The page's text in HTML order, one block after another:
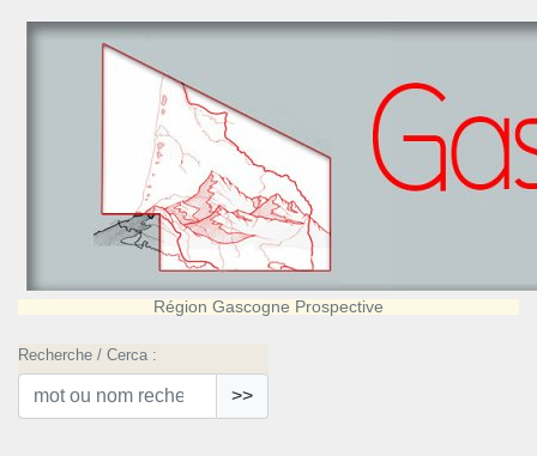
Région Gascogne Prospective
Recherche / Cerca :
>>